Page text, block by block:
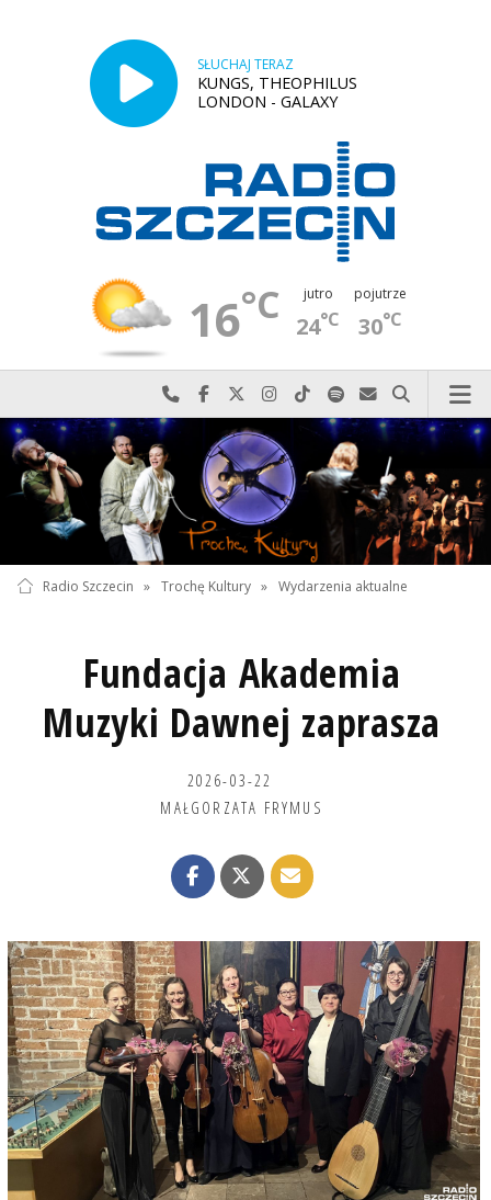
SŁUCHAJ TERAZ
KUNGS, THEOPHILUS
LONDON - GALAXY
16°C jutro
24°C
pojutrze
30°C
Najlepiej po prostu do nas zadzwoń
Odwiedź nas na Facebook-u
Odwiedź nas na X
Odwiedź nas na Instagram-ie
Odwiedź nas na TikTok-u
Szukaj nas na Spotify
Wyślij do nas
Szukaj
Radio Szczecin » Trochę Kultury » Wydarzenia aktualne
Fundacja Akademia
Muzyki Dawnej zaprasza
2026-03-22
MAŁGORZATA FRYMUS